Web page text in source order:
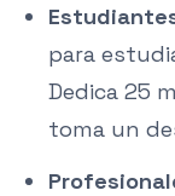
para
Dedica 25
toma un